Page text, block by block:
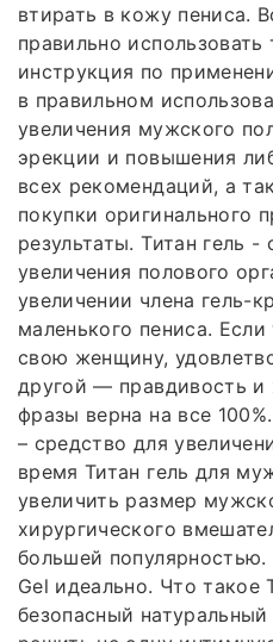
втирать в кожу пениса.
правильно
инструкция по
в правильном
увеличения мужского
эрекции и повышения
всех рекомендаций, а
покупки оригинального
результаты. Титан гель -
увеличения полового
увеличении члена гель-
маленького пениса.
свою женщину,
другой — правдивость и
фразы верна на все
– средство для
время Титан гель для
увеличить размер
хирургического
большей
Gel идеально. Что такое
безопасный